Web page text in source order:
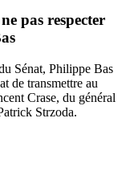
pas respecter
Sénat, Philippe Bas
de transmettre au
Crase, du général
Strzoda.